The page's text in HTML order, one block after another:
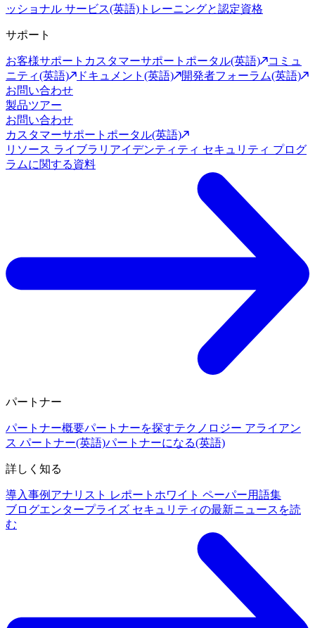
ッショナル サービス(英語) トレーニングと認定資格
サポート
お客様サポート カスタマーサポートポータル(英語)
コミュ
ニティ(英語)
ドキュメント(英語)
開発者フォーラム(英語)
お問い合わせ
製品ツアー
お問い合わせ
カスタマーサポートポータル(英語)
リソース ライブラリ アイデンティティ セキュリティ プログ
ラムに関する資料
パートナー
パートナー概要パートナーを探すテクノロジー アライアン
ス パートナー(英語)パートナーになる(英語)
詳しく知る
導入事例 アナリスト レポート ホワイト ペーパー用語集
ブログエンタープライズ セキュリティの最新ニュースを読
む